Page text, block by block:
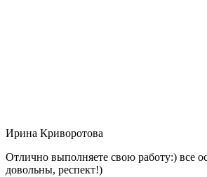
Ирина Криворотова
Отлично выполняете свою работу:) все
довольны, респект!)